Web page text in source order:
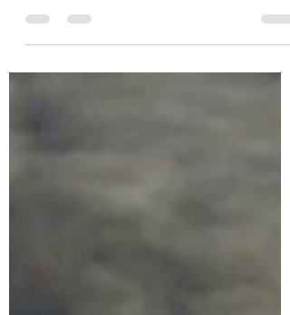
européennes, réformes de Pierre le
Grand et apogée flamboyante due a